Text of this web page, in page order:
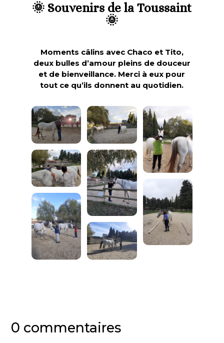
🌞 Souvenirs de la Toussaint
🌞
Moments câlins avec Chaco et Tito,
deux bulles d’amour pleins de douceur
et de bienveillance. Merci à eux pour
tout ce qu’ils donnent au quotidien.
0 commentaires